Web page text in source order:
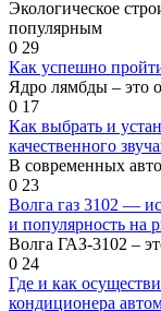
Экологическое
популярным
0 29
Как успешно
Ядро лямбды – это
0 17
Как выбрать и
качественного
В современных
0 23
Волга газ 3102 —
и популярность на
Волга ГАЗ-3102 –
0 24
Где и как
кондиционера